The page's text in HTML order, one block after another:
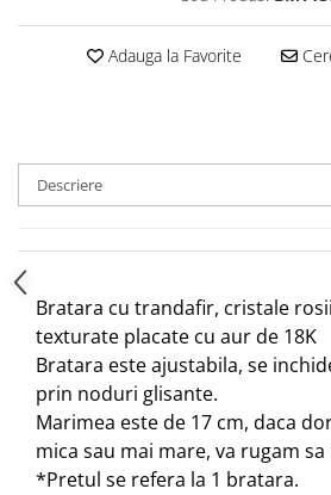
Adauga la Favorite
Descriere
Bratara cu trandafir, cristale
texturate placate cu aur de 18K
Bratara este ajustabila, se
prin noduri glisante.
Marimea este de 17 cm, daca
mica sau mai mare, va rugam
*Pretul se refera la 1 bratara.